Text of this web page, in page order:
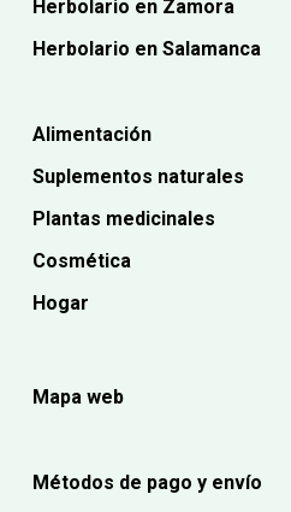
Herbolario en Zamora
Herbolario en Salamanca
Alimentación
Suplementos naturales
Plantas medicinales
Cosmética
Hogar
Mapa web
Métodos de pago y envío